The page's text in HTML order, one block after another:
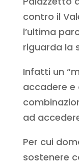
contro il
l’ultima
riguarda la
Infatti un
accadere e
ad
Per cui
sostenere